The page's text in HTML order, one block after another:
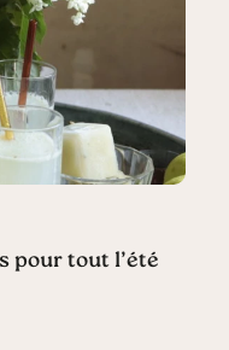
pour tout l’été